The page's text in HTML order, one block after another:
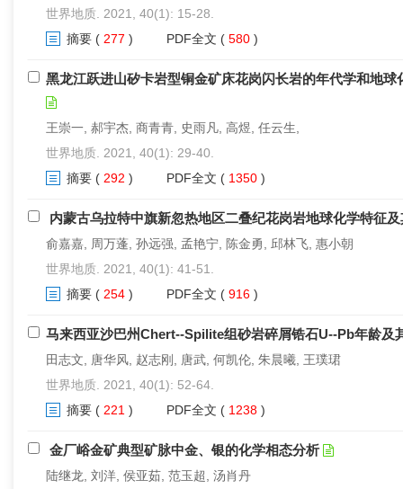
世界地质. 2021, 40(1): 15-28.
摘要 ( 277 ) PDF全文 ( 580 )
黑龙江跃进山矽卡岩型铜金矿床花岗闪长岩的年代学和地球
王崇一, 郝宇杰, 商青青, 史雨凡, 高煜, 任云生,
世界地质. 2021, 40(1): 29-40.
摘要 ( 292 ) PDF全文 ( 1350 )
内蒙古乌拉特中旗新忽热地区二叠纪花岗岩地球化学特征
俞嘉嘉, 周万蓬, 孙远强, 孟艳宁, 陈金勇, 邱林飞, 惠小朝
世界地质. 2021, 40(1): 41-51.
摘要 ( 254 ) PDF全文 ( 916 )
马来西亚沙巴州Chert--Spilite组砂岩碎屑锆石U--Pb年龄及
田志文, 唐华风, 赵志刚, 唐武, 何凯伦, 朱晨曦, 王璞珺
世界地质. 2021, 40(1): 52-64.
摘要 ( 221 ) PDF全文 ( 1238 )
金厂峪金矿典型矿脉中金、银的化学相态分析
陆继龙, 刘洋, 侯亚茹, 范玉超, 汤肖丹